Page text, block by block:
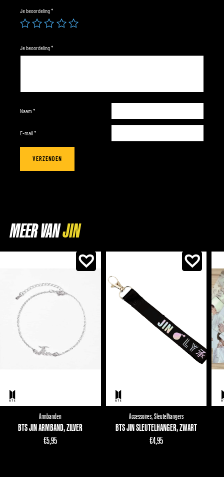
Je beoordeling*
Je beoordeling*
Naam*
E-mail*
MEER VAN
Armbanden
BTS JIN ARMBAND, ZILVER
€5,95
Accessoires, Sleutelhangers
BTS JIN SLEUTELHANGER, ZWART
€4,95